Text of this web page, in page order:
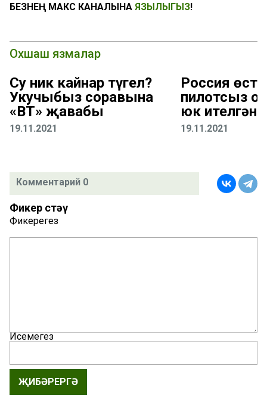
БЕЗНЕҢ МАКС КАНАЛЫНА ЯЗЫЛЫГЫЗ!
Охшаш язмалар
Су ник кайнар түгел?
Укучыбыз соравына
«ВТ» җавабы
19.11.2021
Россия
пилотсыз
юк ителгән
19.11.2021
Комментарий 0
Фикер өстәү
Фикерегез
Исемегез
ҖИБӘРЕРГӘ